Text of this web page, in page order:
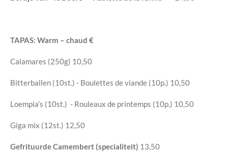
TAPAS: Warm – chaud €
Calamares (250g) 10,50
Bitterballen (10st.) - Boulettes de viande (10p.) 10,50
Loempia’s (10st.) - Rouleaux de printemps (10p.) 10,50
Giga mix (12st.) 12,50
Gefrituurde Camembert (specialiteit) 13,50